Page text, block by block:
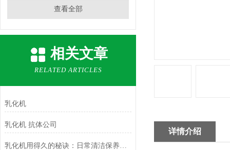
查看全部
相关文章
RELATED ARTICLES
乳化机
乳化机 抗体公司
乳化机用得久的秘诀：日常清洁保养与常见故障排查方法
详情介绍